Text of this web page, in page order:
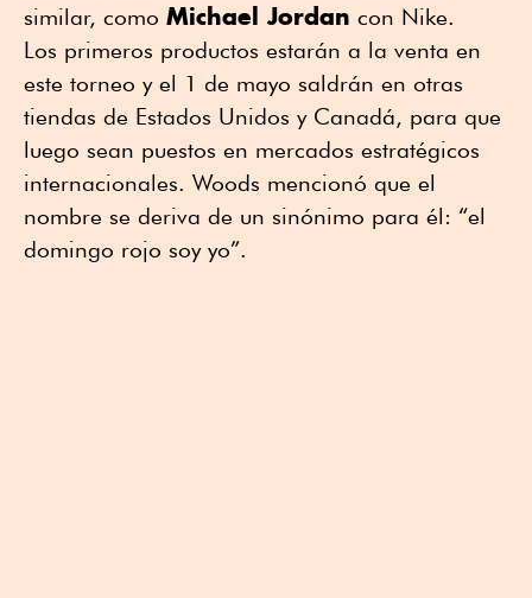
similar, como Michael Jordan con Nike.
Los primeros productos estarán a la venta en
este torneo y el 1 de mayo saldrán en otras
tiendas de Estados Unidos y Canadá, para que
luego sean puestos en mercados estratégicos
internacionales. Woods mencionó que el
nombre se deriva de un sinónimo para él: “el
domingo rojo soy yo”.